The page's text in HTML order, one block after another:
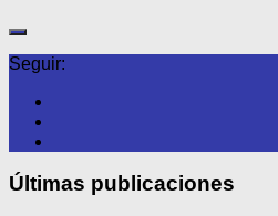
Seguir:
Últimas publicaciones